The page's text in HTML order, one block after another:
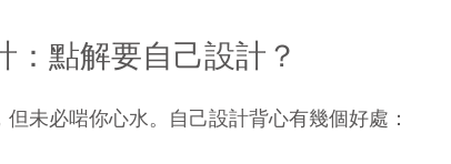
點解要自己設計？
未必啱你心水。自己設計背心有幾個好處：